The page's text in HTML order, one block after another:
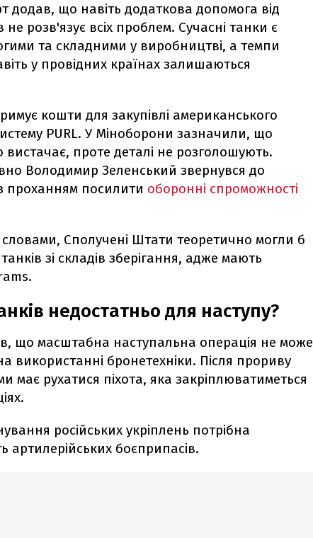
додав, що навіть додаткова допомога від
не розв'язує всіх проблем. Сучасні танки є
та складними у виробництві, а темпи
у провідних країнах залишаються
кошти для закупівлі американського
PURL. У Міноборони зазначили, що
вистачає, проте деталі не розголошують.
Володимир Зеленський звернувся до
проханням посилити оборонні спроможності
Сполучені Штати теоретично могли б
зі складів зберігання, адже мають
недостатньо для наступу?
що масштабна наступальна операція не може
використанні бронетехніки. Після прориву
має рухатися піхота, яка закріплюватиметься
російських укріплень потрібна
артилерійських боєприпасів.